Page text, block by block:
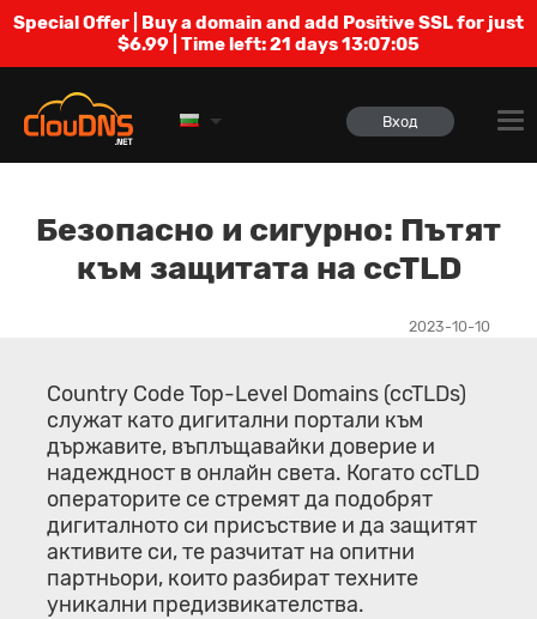
Special Offer | Buy a domain and add Positive SSL for just
$6.99 | Time left:21 days 13:07:04
Вход
Безопасно и сигурно: Пътят
към защитата на ccTLD
2023-10-10
Country Code Top-Level Domains (ccTLDs)
служат като дигитални портали към
държавите, въплъщавайки доверие и
надеждност в онлайн света. Когато ccTLD
операторите се стремят да подобрят
дигиталното си присъствие и да защитят
активите си, те разчитат на опитни
партньори, които разбират техните
уникални предизвикателства.